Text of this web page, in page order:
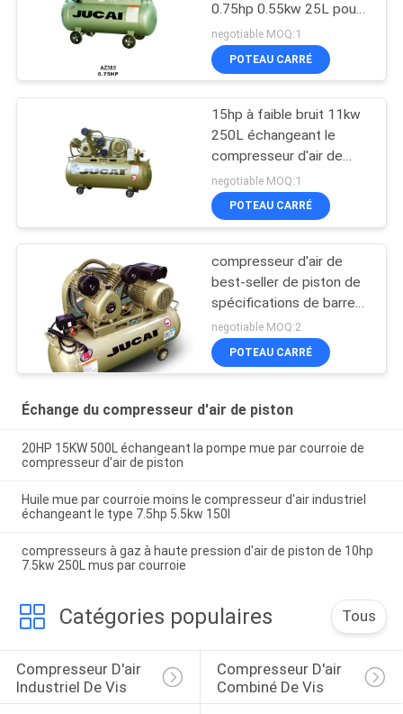
0.75hp 0.55kw 25L pour
l'usage industriel
negotiable MOQ:1
POTEAU CARRÉ
15hp à faible bruit 11kw
250L échangeant le
compresseur d'air de
piston
negotiable MOQ:1
POTEAU CARRÉ
compresseur d'air de
best-seller de piston de
spécifications de barre
de 2hp 1.5kw 8 JUCAI
AW1608 mû par courroie
negotiable MOQ:2
POTEAU CARRÉ
Échange du compresseur d'air de piston
20HP 15KW 500L échangeant la pompe mue par courroie de
compresseur d'air de piston
Huile mue par courroie moins le compresseur d'air industriel
échangeant le type 7.5hp 5.5kw 150l
compresseurs à gaz à haute pression d'air de piston de 10hp
7.5kw 250L mus par courroie
Catégories populaires Tous
Compresseur D'air
Industriel De Vis
Compresseur D'air
Combiné De Vis